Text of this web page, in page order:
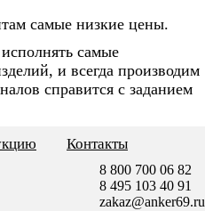
самые низкие цены.
самые
и всегда производим
справится с заданием
Контакты
8 800 700 06 82
8 495 103 40 91
zakaz@anker69.ru